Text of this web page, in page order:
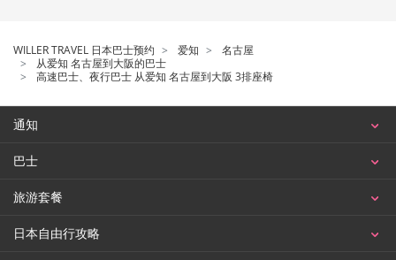
WILLER TRAVEL 日本巴士预约 爱知
名古屋
从爱知 名古屋到大阪的巴士
高速巴士、夜行巴士 从爱知 名古屋到大阪 3排座椅
通知
巴士
旅游套餐
日本自由行攻略